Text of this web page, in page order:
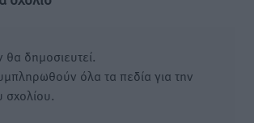
θα δημοσιευτεί.
όλα τα πεδία για την